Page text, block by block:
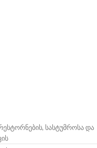
სასტუმროსა და